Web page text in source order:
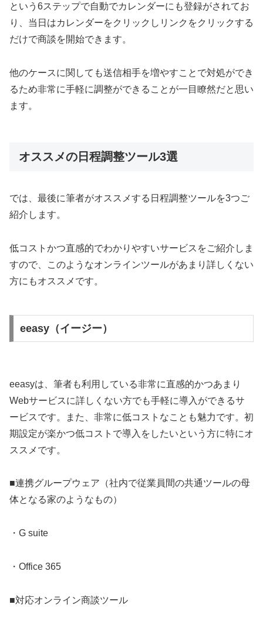
という6ステップで自動でカレンダーにも登録がされてお
り、当日はカレンダーをクリックしリンクをクリックする
だけで商談を開始できます。
他のケースに関しても送信相手を増やすことで対処ができ
るため非常に手軽に調整ができることが一目瞭然だと思い
ます。
オススメの日程調整ツール3選
では、最後に筆者がオススメする日程調整ツールを3つご
紹介します。
低コストかつ直感的でわかりやすいサービスをご紹介しま
すので、このようなオンラインツールがあまり詳しくない
方にもオススメです。
eeasy（イージー）
eeasyは、筆者も利用している非常に直感的かつあまり
Webサービスに詳しくない方でも手軽に導入ができるサ
ービスです。また、非常に低コストなことも魅力です。初
期設定が楽かつ低コストで導入をしたいという方に特にオ
ススメです。
■連携グループウェア（社内で従業員間の共通ツールの母
体となる家のようなもの）
・G suite
・Office 365
■対応オンライン商談ツール